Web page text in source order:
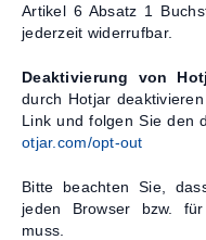
Artikel 6 Absatz 1
jederzeit widerrufbar.
Deaktivierung von
durch Hotjar
Link und folgen Sie den
otjar.com/opt-out
Bitte beachten Sie,
jeden Browser bzw.
muss.